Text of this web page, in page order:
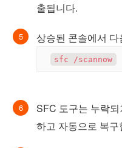
출됩니다.
상승된 콘솔에서
sfc /scannow
SFC 도구는 누락
하고 자동으로 복구